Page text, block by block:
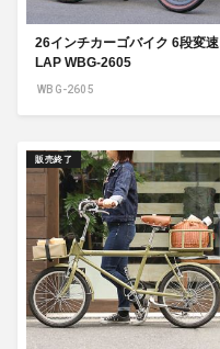
26インチカーゴバイク 6段変速
LAP WBG-2605
WBG-2605
販売終了